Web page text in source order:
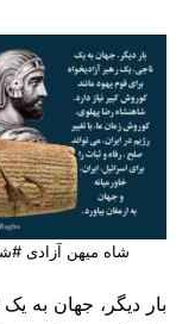
شاه میهن آزادی
بار دیگر، جهان به